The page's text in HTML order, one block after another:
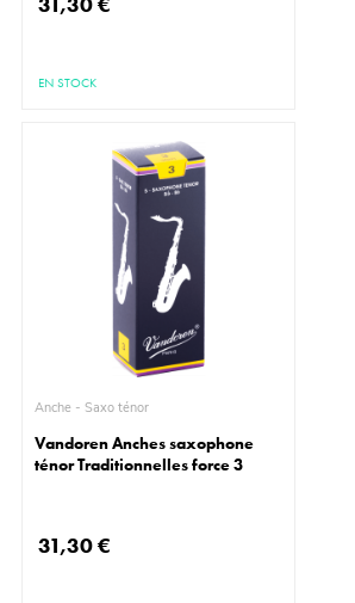
EN STOCK
Anche - Saxo ténor
Vandoren Anches saxophone
ténor Traditionnelles force 3
31,30 €